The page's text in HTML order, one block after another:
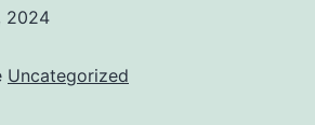
2024
Uncategorized